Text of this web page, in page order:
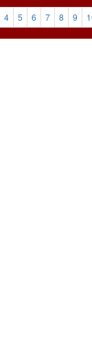
4 5 6 7 8 9